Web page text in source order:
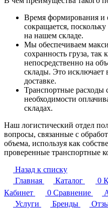
Время формирования и
сокращается,
на нашем складе.
Мы обеспечиваем
сохранность груза, так
непосредственно на
склады. Это
доставке.
Транспортные расходы
необходимости
складах.
Наш логистический отдел
вопросы, связанные с
объема, используя как
проверенные транспортные
Назад к списку
Главная
Каталог 0
Кабинет
0 Сравнение
Услуги
Бренды